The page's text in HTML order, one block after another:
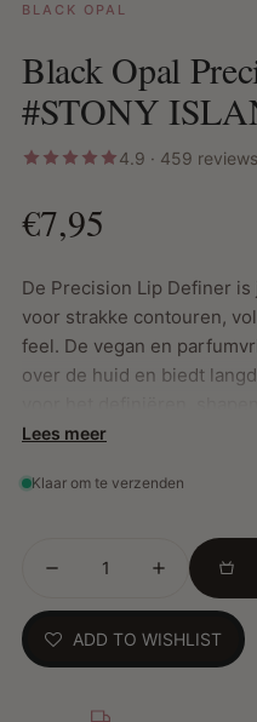
BLACK OPAL
Black Opal
#STONY
4.9 · 459 reviews
€7,95
De Precision Lip Definer
voor strakke contouren,
feel. De vegan en
over de huid en biedt
van een subtiele everyday
verschillende huidtinten,
Belangrijkste Kenmerken:
Intense kleur met een
Langhoudende formule
Lees meer
Klaar om te verzenden
ADD TO WISHLIST